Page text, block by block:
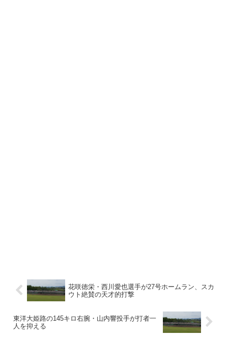
花咲徳栄・西川愛也選手が27号ホームラン、スカ
ウト絶賛の天才的打撃
東洋大姫路の145キロ右腕・山内響投手が打者一
人を抑える